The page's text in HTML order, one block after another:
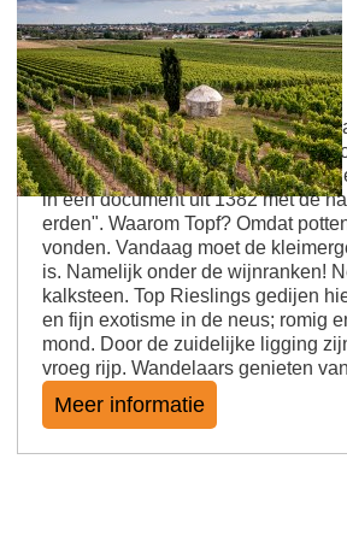
Westhofener Aulerde
Ooit klei voor pottenbakkers,
fijnproevers Opnieuw het
betekent pot. De plaats werd voor
in een document uit 1382 met de
erden". Waarom Topf? Omdat
vonden. Vandaag moet de
is. Namelijk onder de wijnranken!
kalksteen. Top Rieslings gedijen
en fijn exotisme in de neus; romig
mond. Door de zuidelijke ligging
vroeg rijp. Wandelaars genieten
Meer informatie